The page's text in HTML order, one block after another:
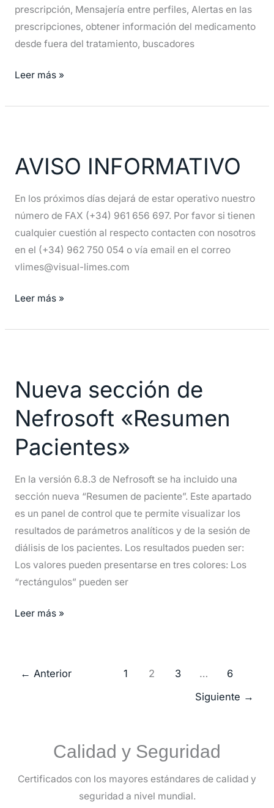
prescripción, Mensajería entre perfiles, Alertas en las
prescripciones, obtener información del medicamento
desde fuera del tratamiento, buscadores
Leer más »
AVISO INFORMATIVO
En los próximos días dejará de estar operativo nuestro
número de FAX (+34) 961 656 697. Por favor si tienen
cualquier cuestión al respecto contacten con nosotros
en el (+34) 962 750 054 o vía email en el correo
vlimes@visual-limes.com
Leer más »
Nueva sección de
Nefrosoft «Resumen
Pacientes»
En la versión 6.8.3 de Nefrosoft se ha incluido una
sección nueva “Resumen de paciente”. Este apartado
es un panel de control que te permite visualizar los
resultados de parámetros analíticos y de la sesión de
diálisis de los pacientes. Los resultados pueden ser:
Los valores pueden presentarse en tres colores: Los
“rectángulos” pueden ser
de
«Resumen
Pacientes»
Leer más »
← Anterior 1 2 3 …
6
Siguiente →
Calidad y Seguridad
Certificados con los mayores estándares de calidad y
seguridad a nivel mundial.